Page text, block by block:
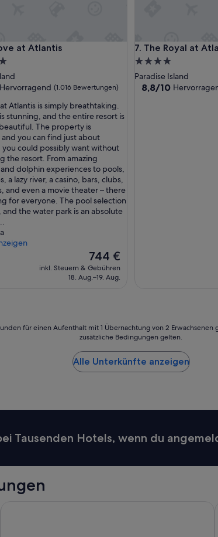
at Atlantis
at Atlantis
Hervorragend (1.016 Bewertungen)
at Atlantis is simply breathtaking.
stunning, and the entire resort is
The property is
you can find just about
could possibly want without
the resort. From amazing
dolphin experiences to pools,
a lazy river, a casino, bars, clubs,
and even a movie theater – there
for everyone. The pool selection
and the water park is an absolute
Der
Preis
beträgt
744 €
inkl. Steuern & Gebühren
18. Aug.–19. Aug.
7. The Royal at
The Royal at Atlantis
4.0-
Sterne-
Unterkunft
Paradise Island
8.8
8,8/10
für einen Aufenthalt mit 1 Übernachtung von 2
zusätzliche Bedingungen gelten.
Alle Unterkünfte anzeigen
Tausenden Hotels, wenn du